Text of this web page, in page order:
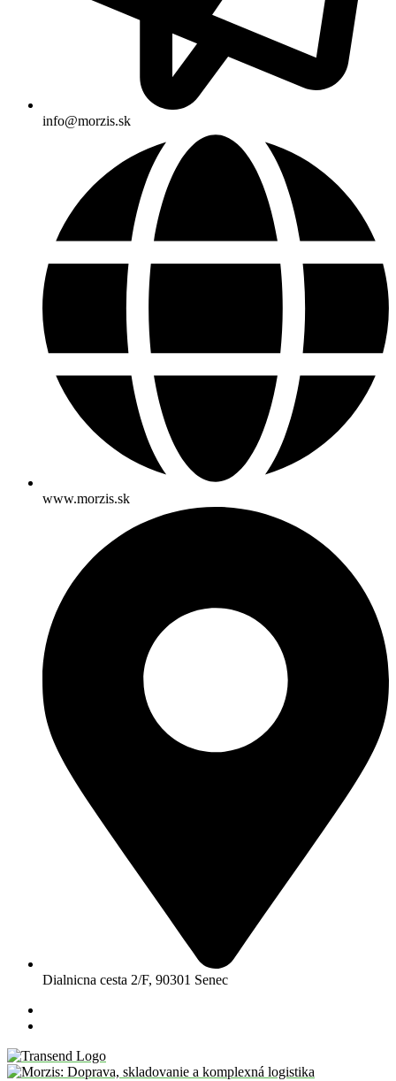
info@morzis.sk
www.morzis.sk
Dialnicna cesta 2/F, 90301 Senec